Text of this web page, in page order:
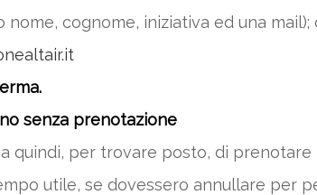
cognome, iniziativa ed una mail);
senza prenotazione
quindi, per trovare posto, di
utile, se dovessero annullare per